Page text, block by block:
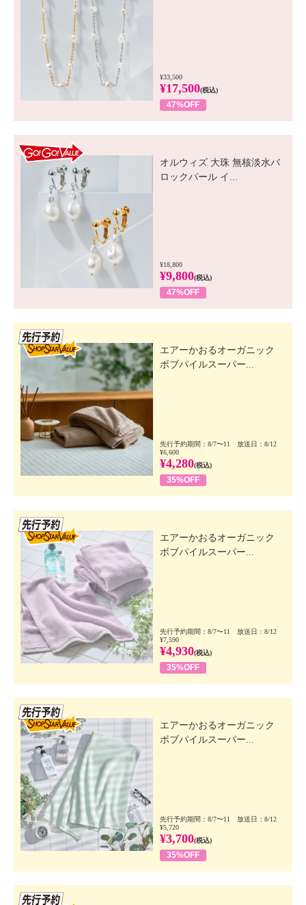
¥33,500
¥17,500(税込)
47%OFF
オルウィズ 大珠 無核淡水バ
ロックパール イ...
¥18,800
¥9,800(税込)
47%OFF
エアーかおるオーガニック
ボブパイルスーパー...
先行予約期間：8/7〜11 放送日：8/12
¥6,600
¥4,280(税込)
35%OFF
エアーかおるオーガニック
ボブパイルスーパー...
先行予約期間：8/7〜11 放送日：8/12
¥7,590
¥4,930(税込)
35%OFF
エアーかおるオーガニック
ボブパイルスーパー...
先行予約期間：8/7〜11 放送日：8/12
¥5,720
¥3,700(税込)
35%OFF